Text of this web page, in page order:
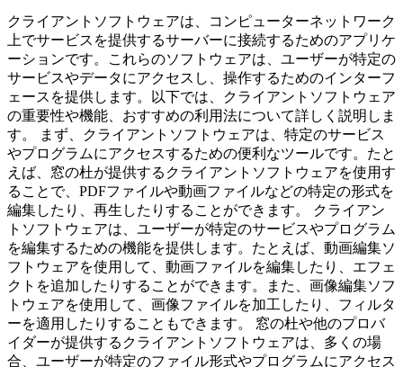
クライアントソフトウェアは、コンピューターネットワーク
上でサービスを提供するサーバーに接続するためのアプリケ
ーションです。これらのソフトウェアは、ユーザーが特定の
サービスやデータにアクセスし、操作するためのインターフ
ェースを提供します。以下では、クライアントソフトウェア
の重要性や機能、おすすめの利用法について詳しく説明しま
す。 まず、クライアントソフトウェアは、特定のサービス
やプログラムにアクセスするための便利なツールです。たと
えば、窓の杜が提供するクライアントソフトウェアを使用す
ることで、PDFファイルや動画ファイルなどの特定の形式を
編集したり、再生したりすることができます。 クライアン
トソフトウェアは、ユーザーが特定のサービスやプログラム
を編集するための機能を提供します。たとえば、動画編集ソ
フトウェアを使用して、動画ファイルを編集したり、エフェ
クトを追加したりすることができます。また、画像編集ソフ
トウェアを使用して、画像ファイルを加工したり、フィルタ
ーを適用したりすることもできます。 窓の杜や他のプロバ
イダーが提供するクライアントソフトウェアは、多くの場
合、ユーザーが特定のファイル形式やプログラムにアクセス